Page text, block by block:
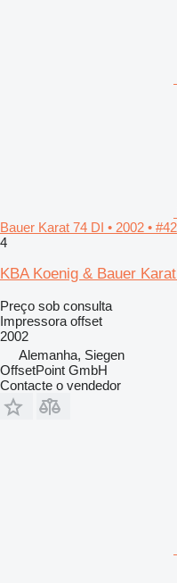
Bauer Karat 74 DI • 2002 •
4
KBA Koenig & Bauer
Preço sob consulta
Impressora offset
2002
Alemanha, Siegen
OffsetPoint GmbH
Contacte o vendedor